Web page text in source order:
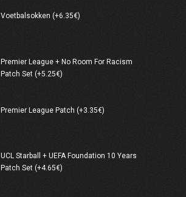
Voetbalsokken (+6.35€)
Premier League + No Room For Racism
Patch Set (+5.25€)
Premier League Patch (+3.35€)
UCL Starball + UEFA Foundation 10 Years
Patch Set (+4.65€)